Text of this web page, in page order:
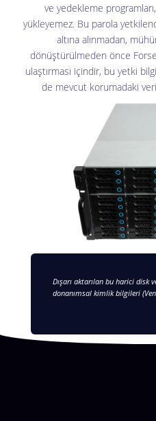
Dışarı aktarılan bu harici disk
donanımsal kimlik bilgileri
ve yedekleme
yükleyemez. Bu parola
altına alınmadan,
dönüştürülmeden önce
ulaştırması içindir, bu yetki
de mevcut korumadaki